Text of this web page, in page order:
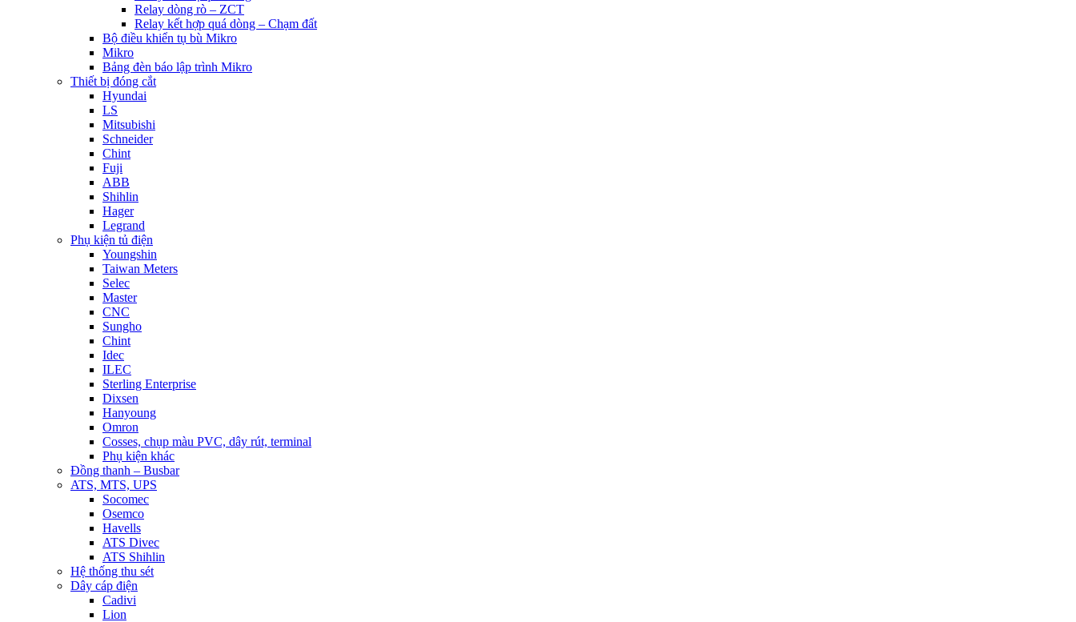
Relay dòng rò – ZCT
Relay kết hợp quá dòng – Chạm đất
Bộ điều khiển tụ bù Mikro
Mikro
Bảng đèn báo lập trình Mikro
Thiết bị đóng cắt
Hyundai
LS
Mitsubishi
Schneider
Chint
Fuji
ABB
Shihlin
Hager
Legrand
Phụ kiện tủ điện
Youngshin
Taiwan Meters
Selec
Master
CNC
Sungho
Chint
Idec
ILEC
Sterling Enterprise
Dixsen
Hanyoung
Omron
Cosses, chụp màu PVC, dây rút, terminal
Phụ kiện khác
Đồng thanh – Busbar
ATS, MTS, UPS
Socomec
Osemco
Havells
ATS Divec
ATS Shihlin
Hệ thống thu sét
Dây cáp điện
Cadivi
Lion